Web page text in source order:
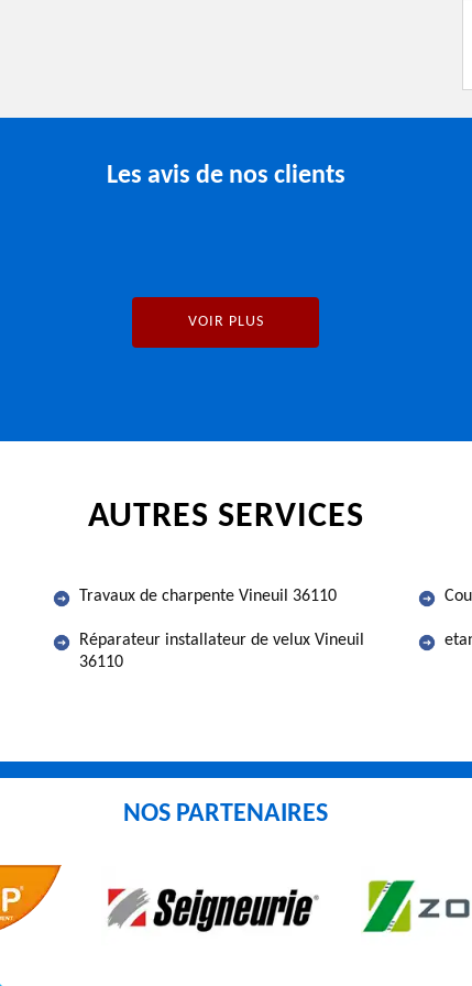
Les avis de nos clients
VOIR PLUS
AUTRES SERVICES
Travaux de charpente Vineuil 36110
Réparateur installateur de velux Vineuil
36110
NOS PARTENAIRES